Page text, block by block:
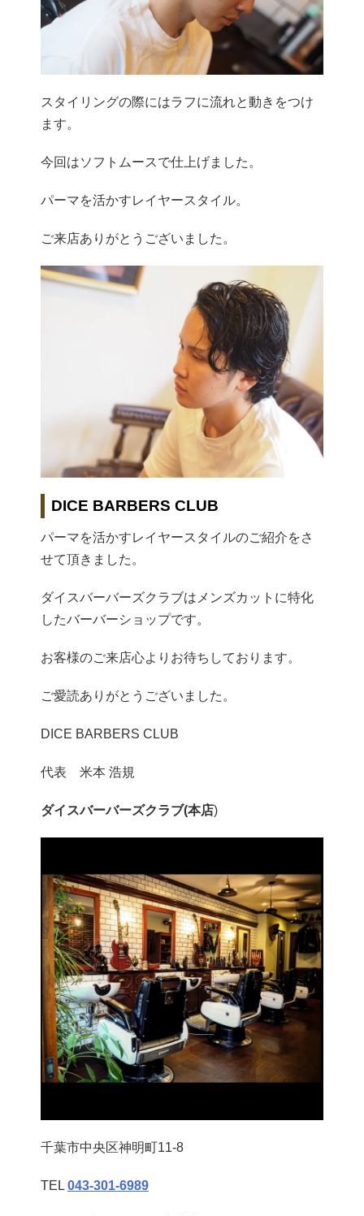
スタイリングの際にはラフに流れと動きをつけ
ます。
今回はソフトムースで仕上げました。
パーマを活かすレイヤースタイル。
ご来店ありがとうございました。
DICE BARBERS CLUB
パーマを活かすレイヤースタイルのご紹介をさ
せて頂きました。
ダイスバーバーズクラブはメンズカットに特化
したバーバーショップです。
お客様のご来店心よりお待ちしております。
ご愛読ありがとうございました。
DICE BARBERS CLUB
代表 米本 浩規
ダイスバーバーズクラブ(本店)
千葉市中央区神明町11-8
TEL 043‐301‐6989